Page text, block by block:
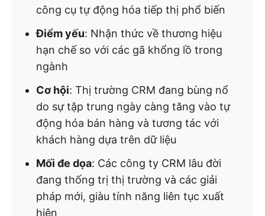
công cụ tự động hóa tiếp thị phổ biến
Điểm yếu: Nhận thức về thương hiệu
hạn chế so với các gã khổng lồ trong
ngành
Cơ hội: Thị trường CRM đang bùng nổ
do sự tập trung ngày càng tăng vào tự
động hóa bán hàng và tương tác với
khách hàng dựa trên dữ liệu
Mối đe dọa: Các công ty CRM lâu đời
đang thống trị thị trường và các giải
pháp mới, giàu tính năng liên tục xuất
hiện